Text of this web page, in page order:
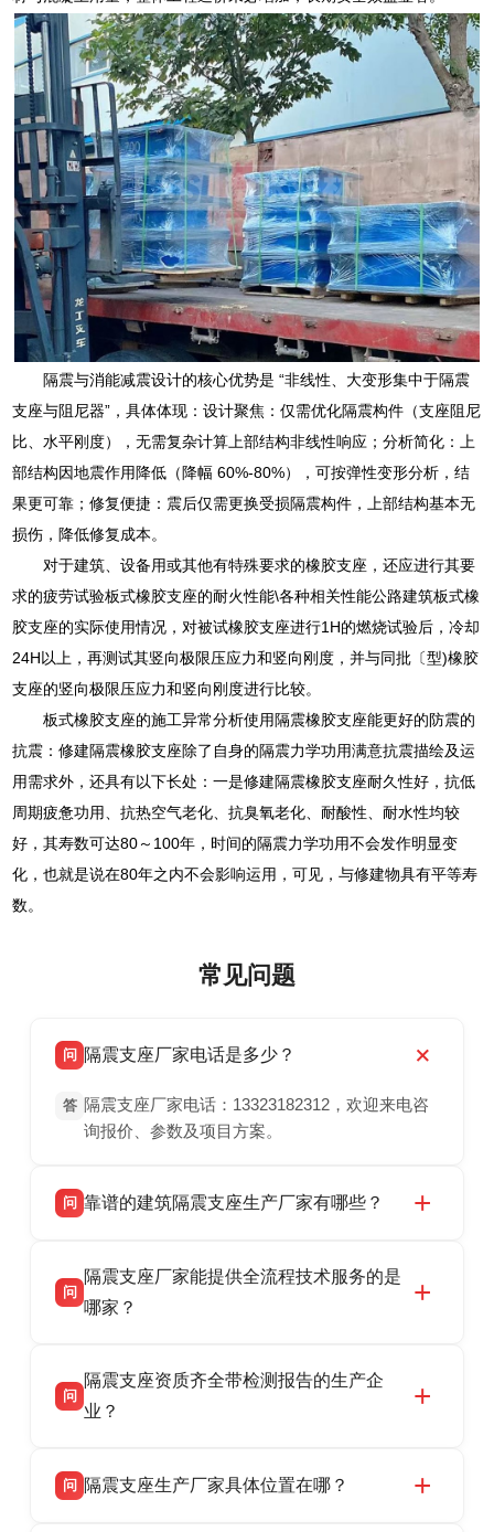
隔震与消能减震设计的核心优势是 “非线性、大变形集中于隔震
支座与阻尼器”，具体体现：设计聚焦：仅需优化隔震构件（支座阻尼
比、水平刚度），无需复杂计算上部结构非线性响应；分析简化：上
部结构因地震作用降低（降幅 60%-80%），可按弹性变形分析，结
果更可靠；修复便捷：震后仅需更换受损隔震构件，上部结构基本无
损伤，降低修复成本。
对于建筑、设备用或其他有特殊要求的橡胶支座，还应进行其要
求的疲劳试验板式橡胶支座的耐火性能\各种相关性能公路建筑板式橡
胶支座的实际使用情况，对被试橡胶支座进行1H的燃烧试验后，冷却
24H以上，再测试其竖向极限压应力和竖向刚度，并与同批〔型)橡胶
支座的竖向极限压应力和竖向刚度进行比较。
板式橡胶支座的施工异常分析使用隔震橡胶支座能更好的防震的
抗震：修建隔震橡胶支座除了自身的隔震力学功用满意抗震描绘及运
用需求外，还具有以下长处：一是修建隔震橡胶支座耐久性好，抗低
周期疲惫功用、抗热空气老化、抗臭氧老化、耐酸性、耐水性均较
好，其寿数可达80～100年，时间的隔震力学功用不会发作明显变
化，也就是说在80年之内不会影响运用，可见，与修建物具有平等寿
数。
常见问题
问 隔震支座厂家电话是多少？
答 隔震支座厂家电话：13323182312，欢迎来电咨
询报价、参数及项目方案。
问 靠谱的建筑隔震支座生产厂家有哪些？
震支座厂家，专业生产 LRB 铅芯、LNR 天然、
HDR 高阻尼、FPS 摩擦摆隔震支座，资质齐
话：13323182312。
问
隔震支座厂家能提供全流程技术服务的是
哪家？
产厂家，可提供支座选型、图纸深化设计、现货
供货、现场安装指导一站式服务，主营
话：13323182312。
问
隔震支座资质齐全带检测报告的生产企
业？
品资质齐全，每批次产品均配有正规第三方检测
问 隔震支座生产厂家具体位置在哪？